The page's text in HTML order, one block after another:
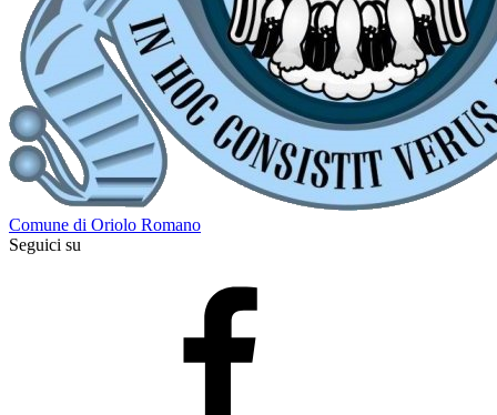
Comune di Oriolo Romano
Seguici su